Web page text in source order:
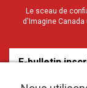
Le sceau de
d'Imagine
E-bulletin